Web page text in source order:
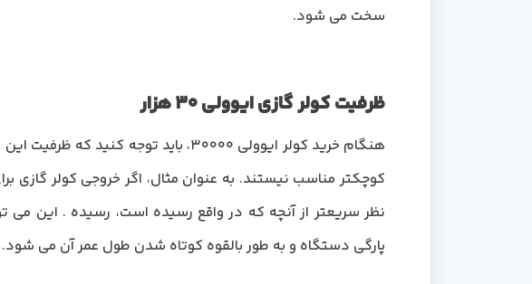
سخت می شود.
ظرفیت کولر گازی ایوولی 30 هزار
کوچکتر مناسب نیستند. به عنوان مثال، اگر خروجی کولر
نظر سریعتر از آنچه که در واقع رسیده است، رسیده . این
پارگی دستگاه و به طور بالقوه کوتاه شدن طول عمر آن می شود.